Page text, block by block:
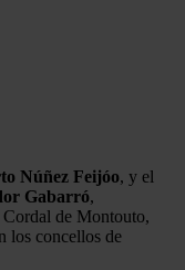
Núñez Feijóo, y el
Gabarró,
Cordal de Montouto,
los concellos de